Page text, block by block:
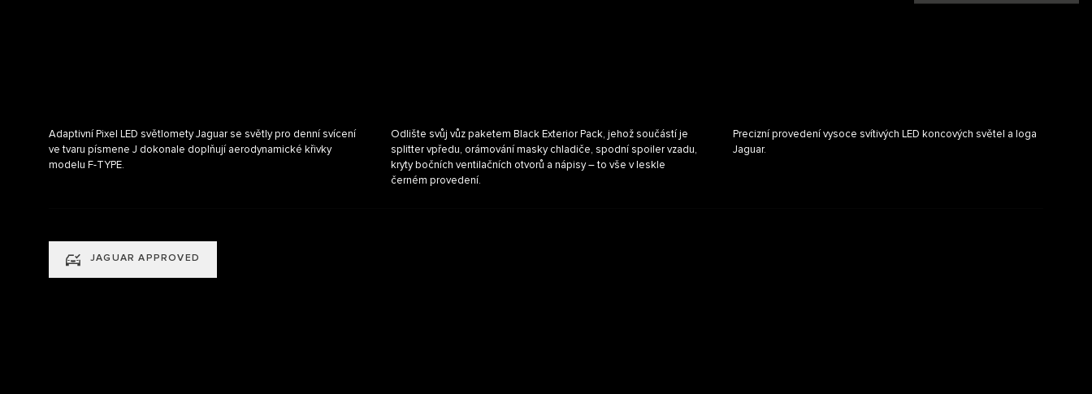
Adaptivní Pixel LED světlomety Jaguar se světly pro denní svícení
ve tvaru písmene J dokonale doplňují aerodynamické křivky
modelu F-TYPE.
Odlište svůj vůz paketem Black Exterior Pack, jehož součástí je
splitter vpředu, orámování masky chladiče, spodní spoiler vzadu,
kryty bočních ventilačních otvorů a nápisy – to vše v leskle
černém provedení.
Precizní provedení vysoce svítivých LED koncových světel a loga
Jaguar.
JAGUAR APPROVED